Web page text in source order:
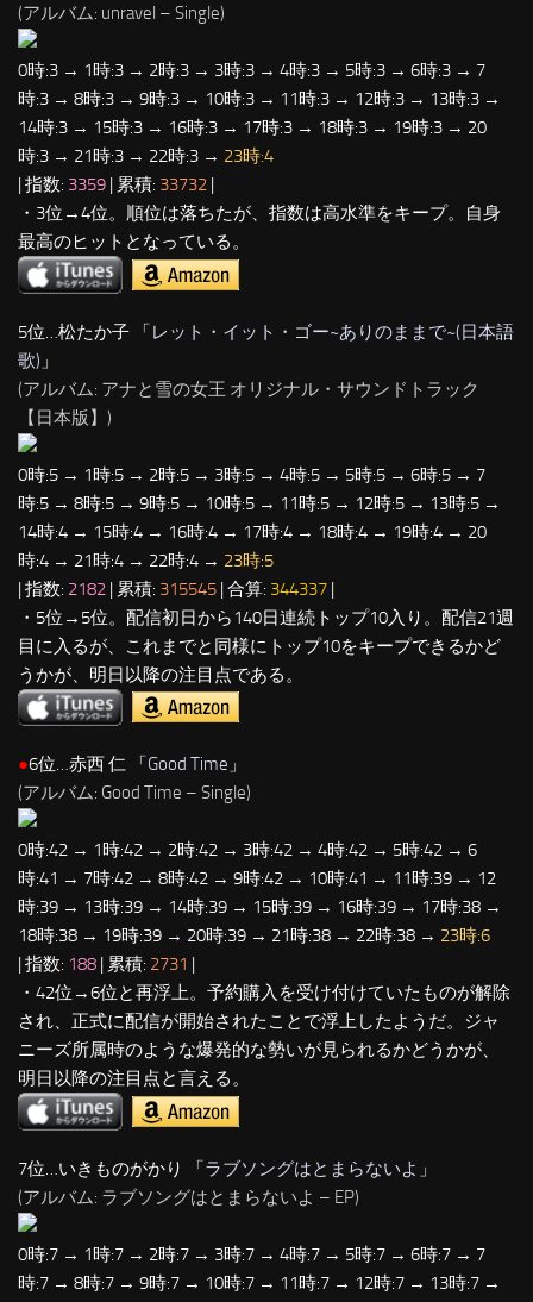
(アルバム: unravel – Single)
0時:3 → 1時:3 → 2時:3 → 3時:3 → 4時:3 → 5時:3 → 6時:3 → 7
時:3 → 8時:3 → 9時:3 → 10時:3 → 11時:3 → 12時:3 → 13時:3 →
14時:3 → 15時:3 → 16時:3 → 17時:3 → 18時:3 → 19時:3 → 20
時:3 → 21時:3 → 22時:3 → 23時:4
| 指数: 3359 | 累積: 33732 |
・3位→4位。順位は落ちたが、指数は高水準をキープ。自身
最高のヒットとなっている。
5位…松たか子 「レット・イット・ゴー~ありのままで~(日本語
歌) 」
(アルバム: アナと雪の女王 オリジナル・サウンドトラック
【日本版】)
0時:5 → 1時:5 → 2時:5 → 3時:5 → 4時:5 → 5時:5 → 6時:5 → 7
時:5 → 8時:5 → 9時:5 → 10時:5 → 11時:5 → 12時:5 → 13時:5 →
14時:4 → 15時:4 → 16時:4 → 17時:4 → 18時:4 → 19時:4 → 20
時:4 → 21時:4 → 22時:4 → 23時:5
| 指数: 2182 | 累積: 315545 | 合算: 344337 |
・5位→5位。配信初日から140日連続トップ10入り。配信21週
目に入るが、これまでと同様にトップ10をキープできるかど
うかが、明日以降の注目点である。
●6位…赤西 仁 「 Good Time 」
(アルバム: Good Time – Single)
0時:42 → 1時:42 → 2時:42 → 3時:42 → 4時:42 → 5時:42 → 6
時:41 → 7時:42 → 8時:42 → 9時:42 → 10時:41 → 11時:39 → 12
時:39 → 13時:39 → 14時:39 → 15時:39 → 16時:39 → 17時:38 →
18時:38 → 19時:39 → 20時:39 → 21時:38 → 22時:38 → 23時:6
| 指数: 188 | 累積: 2731
・42位→6位と再浮上。予約購入を受け付けていたものが解除
され、正式に配信が開始されたことで浮上したようだ。ジャ
ニーズ所属時のような爆発的な勢いが見られるかどうかが、
明日以降の注目点と言える。
7位…いきものがかり 「ラブソングはとまらないよ 」
(アルバム: ラブソングはとまらないよ – EP)
0時:7 → 1時:7 → 2時:7 → 3時:7 → 4時:7 → 5時:7 → 6時:7 → 7
時:7 → 8時:7 → 9時:7 → 10時:7 → 11時:7 → 12時:7 → 13時:7 →